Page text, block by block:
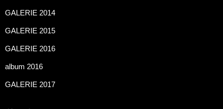
GALERIE 2014
GALERIE 2015
GALERIE 2016
album 2016
GALERIE 2017